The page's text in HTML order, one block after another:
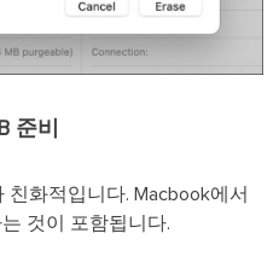
준비
화적입니다. Macbook에서
것이 포함됩니다.